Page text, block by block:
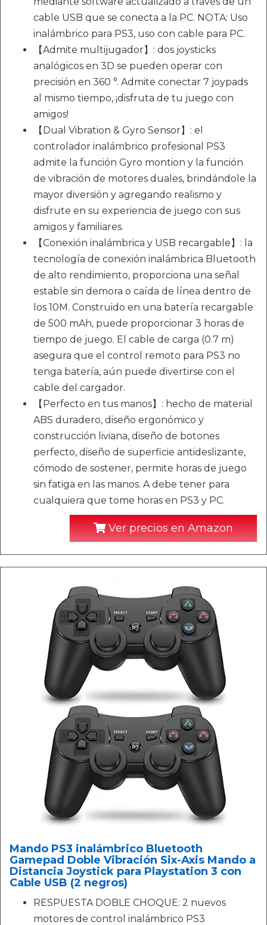
cable USB que se conecta a la PC. NOTA: Uso
inalámbrico para PS3, uso con cable para PC.
【Admite multijugador】: dos joysticks
analógicos en 3D se pueden operar con
precisión en 360 °. Admite conectar 7 joypads
al mismo tiempo, ¡disfruta de tu juego con
amigos!
【Dual Vibration & Gyro Sensor】: el
controlador inalámbrico profesional PS3
admite la función Gyro montion y la función
de vibración de motores duales, brindándole la
mayor diversión y agregando realismo y
disfrute en su experiencia de juego con sus
amigos y familiares.
【Conexión inalámbrica y USB recargable】: la
tecnología de conexión inalámbrica Bluetooth
de alto rendimiento, proporciona una señal
estable sin demora o caída de línea dentro de
los 10M. Construido en una batería recargable
de 500 mAh, puede proporcionar 3 horas de
tiempo de juego. El cable de carga (0.7 m)
asegura que el control remoto para PS3 no
tenga batería, aún puede divertirse con el
cable del cargador.
【Perfecto en tus manos】: hecho de material
ABS duradero, diseño ergonómico y
construcción liviana, diseño de botones
perfecto, diseño de superficie antideslizante,
cómodo de sostener, permite horas de juego
sin fatiga en las manos. A debe tener para
cualquiera que tome horas en PS3 y PC.
Ver precios en Amazon
Mando PS3 inalámbrico Bluetooth
Gamepad Doble Vibración Six-Axis Mando a
Distancia Joystick para Playstation 3 con
Cable USB (2 negros)
RESPUESTA DOBLE CHOQUE: 2 nuevos
motores de control inalámbrico PS3